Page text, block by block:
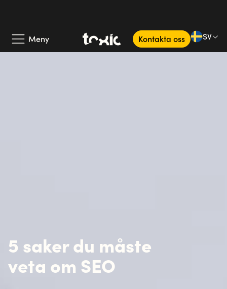
dig och ditt företag att öka din digitala
synlighet genom SEO.